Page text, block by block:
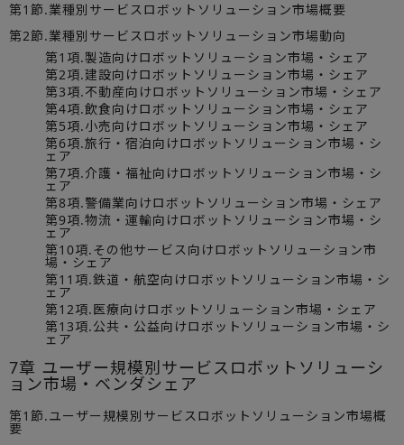
第1節.業種別サービスロボットソリューション市場概要
第2節.業種別サービスロボットソリューション市場動向
第1項.製造向けロボットソリューション市場・シェア
第2項.建設向けロボットソリューション市場・シェア
第3項.不動産向けロボットソリューション市場・シェア
第4項.飲食向けロボットソリューション市場・シェア
第5項.小売向けロボットソリューション市場・シェア
第6項.旅行・宿泊向けロボットソリューション市場・シ
ェア
第7項.介護・福祉向けロボットソリューション市場・シ
ェア
第8項.警備業向けロボットソリューション市場・シェア
第9項.物流・運輸向けロボットソリューション市場・シ
ェア
第10項.その他サービス向けロボットソリューション市
場・シェア
第11項.鉄道・航空向けロボットソリューション市場・シ
ェア
第12項.医療向けロボットソリューション市場・シェア
第13項.公共・公益向けロボットソリューション市場・シ
ェア
7章 ユーザー規模別サービスロボットソリューシ
ョン市場・ベンダシェア
第1節.ユーザー規模別サービスロボットソリューション市場概
要